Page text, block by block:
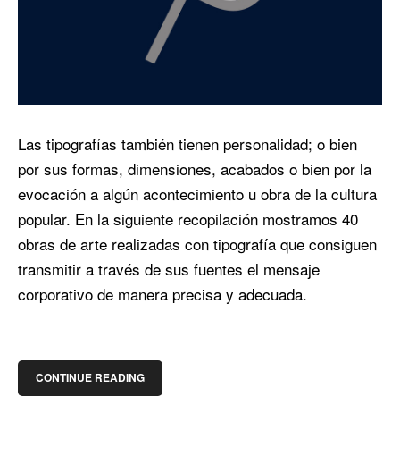
Las tipografías también tienen personalidad; o bien
por sus formas, dimensiones, acabados o bien por la
evocación a algún acontecimiento u obra de la cultura
popular. En la siguiente recopilación mostramos 40
obras de arte realizadas con tipografía que consiguen
transmitir a través de sus fuentes el mensaje
corporativo de manera precisa y adecuada.
CONTINUE READING